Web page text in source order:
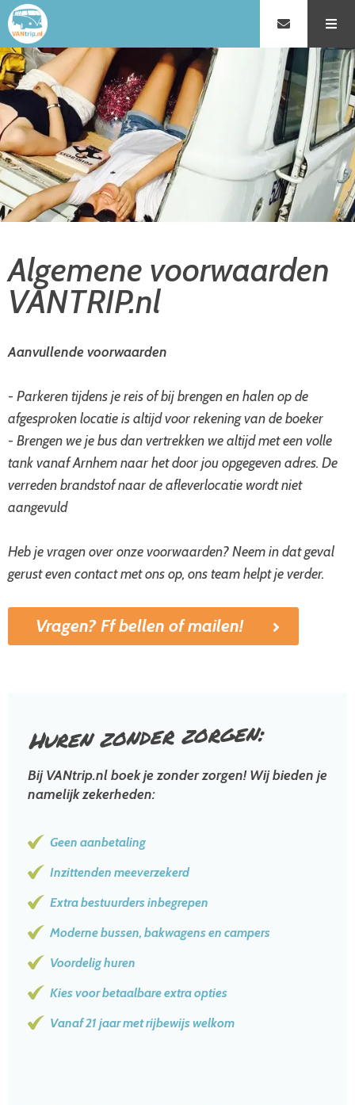
Algemene voorwaarden
VANTRIP.nl
Aanvullende voorwaarden
- Parkeren tijdens je reis of bij brengen en halen op de
afgesproken locatie is altijd voor rekening van de boeker
- Brengen we je bus dan vertrekken we altijd met een volle
tank vanaf Arnhem naar het door jou opgegeven adres. De
verreden brandstof naar de afleverlocatie wordt niet
aangevuld
Heb je vragen over onze voorwaarden? Neem in dat geval
gerust even contact met ons op, ons team helpt je verder.
Vragen? Ff bellen of mailen!
Huren zonderzorgen:
Bij VANtrip.nl boek je zonder zorgen! Wij bieden je
namelijk zekerheden:
Geen aanbetaling
Inzittenden meeverzekerd
Extra bestuurders inbegrepen
Moderne bussen, bakwagens en campers
Voordelig huren
Kies voor betaalbare extra opties
Vanaf 21 jaar met rijbewijs welkom